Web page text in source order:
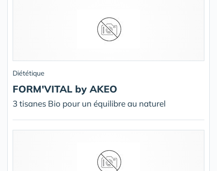
Diététique
FORM'VITAL by AKEO
3 tisanes Bio pour un équilibre au naturel